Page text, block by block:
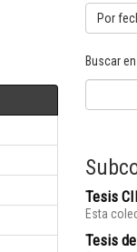
Por
Buscar
Tesis
Esta
Tesis